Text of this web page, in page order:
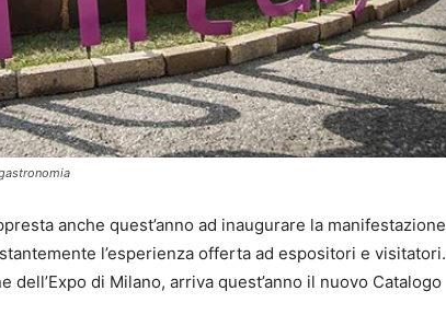
anche quest’anno ad inaugurare la manifestazione
l’esperienza offerta ad espositori e visitatori.
dell’Expo di Milano, arriva quest’anno il nuovo Catalogo